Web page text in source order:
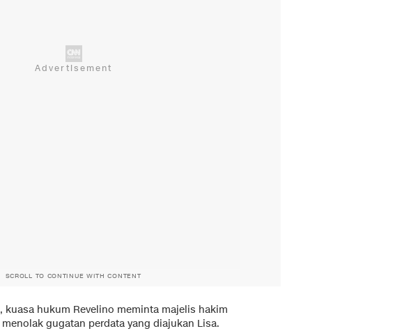
SCROLL TO CONTINUE WITH CONTENT
kuasa hukum Revelino meminta majelis hakim
gugatan perdata yang diajukan Lisa.